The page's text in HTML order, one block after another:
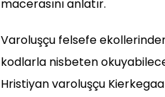
macerasını anlatır.
Varoluşçu felsefe
kodlarla nisbeten
Hristiyan varoluşçu